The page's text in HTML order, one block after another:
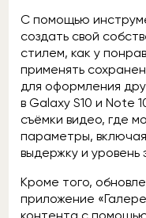
С помощью
создать свой
стилем, как у
применять
для оформления
в Galaxy S10 и Note
съёмки видео, где
параметры, включая
выдержку и уровень
Кроме того,
приложение